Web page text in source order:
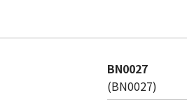
BN0027
(BN0027)